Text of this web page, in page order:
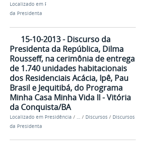
Localizado em Presidência
da Presidenta
15-10-2013 - Discurso da
Presidenta da República, Dilma
Rousseff, na cerimônia de entrega
de 1.740 unidades habitacionais
dos Residenciais Acácia, Ipê, Pau
Brasil e Jequitibá, do Programa
Minha Casa Minha Vida II - Vitória
da Conquista/BA
Localizado em Presidência / / Discursos / Discursos
da Presidenta